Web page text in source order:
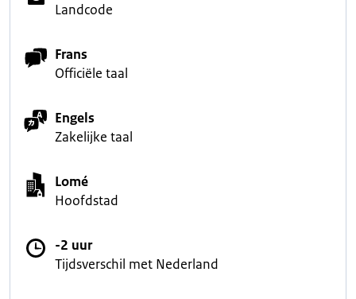
Landcode
Frans
Officiële taal
Engels
Zakelijke taal
Lomé
Hoofdstad
-2 uur
Tijdsverschil met Nederland